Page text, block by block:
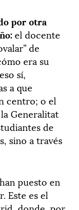
por otra
el docente
de
era su
sí,
a que
centro; o el
Generalitat
de
sino a través
puesto en
Este es el